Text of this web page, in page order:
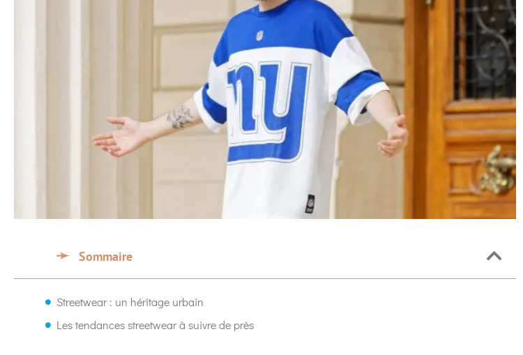
Sommaire
Streetwear : un héritage urbain
Les tendances streetwear à suivre de près